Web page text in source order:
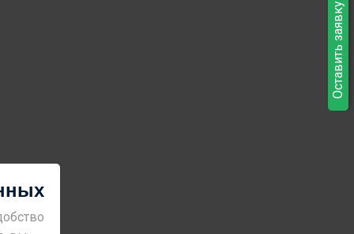
Оставить заявку